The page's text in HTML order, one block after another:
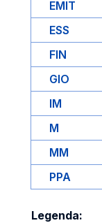
EMIT
ESS
FIN
GIO
IM
M
MM
PPA
Legenda: